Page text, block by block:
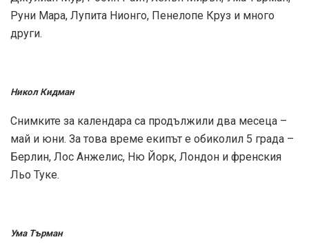
Руни Мара, Лупита Нионго, Пенелопе Круз и много
други.
Никол Кидман
Снимките за календара са продължили два месеца –
май и юни. За това време екипът е обиколил 5 града –
Берлин, Лос Анжелис, Ню Йорк, Лондон и френския
Льо Туке.
Ума Търман